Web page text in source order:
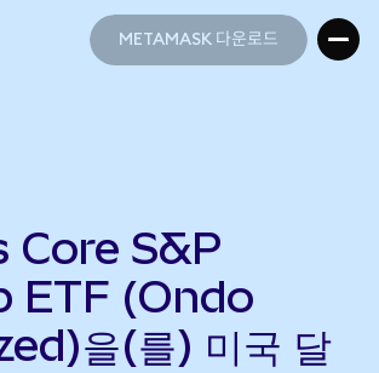
METAMASK 다운로드
Core S&P
ETF (Ondo
을(를) 미국 달